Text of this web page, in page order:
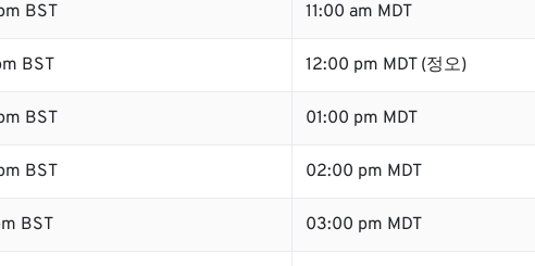
BST 11:00 am MDT
BST 12:00 pm MDT (정오)
BST 01:00 pm MDT
BST 02:00 pm MDT
BST 03:00 pm MDT